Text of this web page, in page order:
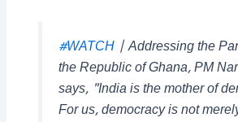
#WATCH| Addressing the
the Republic of Ghana, PM
says, "India is the mother of
For us, democracy is not